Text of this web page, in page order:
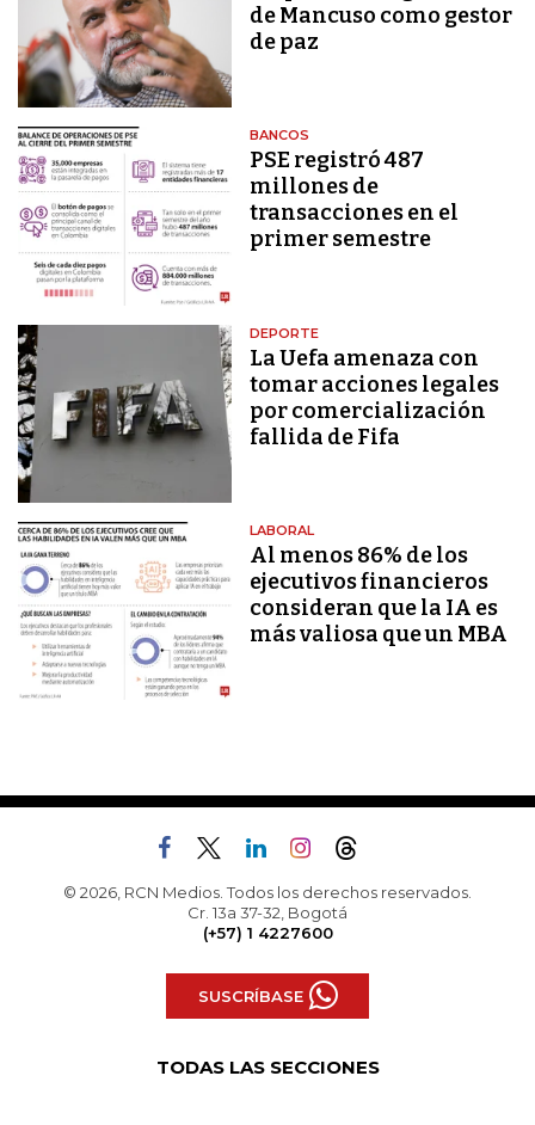
de Mancuso como gestor
de paz
BANCOS
PSE registró 487
millones de
transacciones en el
primer semestre
DEPORTE
La Uefa amenaza con
tomar acciones legales
por comercialización
fallida de Fifa
LABORAL
Al menos 86% de los
ejecutivos financieros
consideran que la IA es
más valiosa que un MBA
© 2026, RCN Medios. Todos los derechos reservados.
Cr. 13a 37-32, Bogotá
(+57) 1 4227600
SUSCRÍBASE
TODAS LAS SECCIONES